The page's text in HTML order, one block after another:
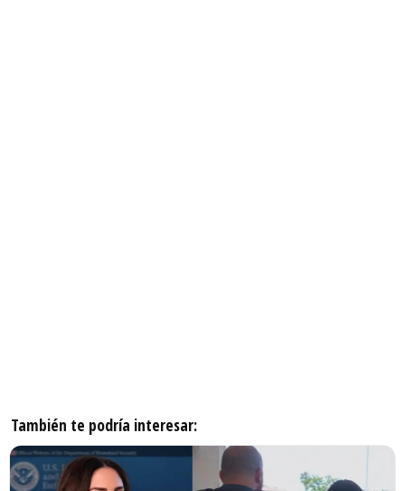
También te podría interesar: